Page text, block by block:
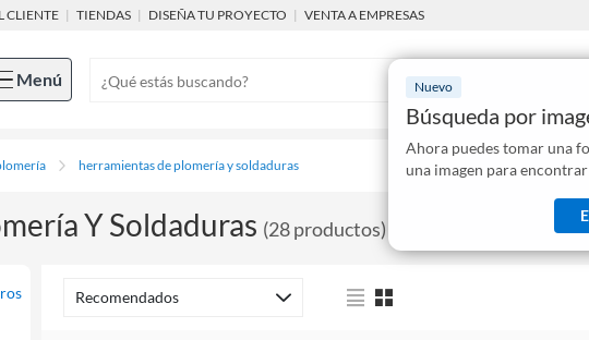
CLIENTE | TIENDAS | DISEÑA TU PROYECTO | VENTA A EMPRESAS
Menú Nuevo
Búsqueda por
Ahora puedes tomar una
una imagen para
herramientas de plomería y soldaduras
Y Soldaduras (28productos)
Recomendados